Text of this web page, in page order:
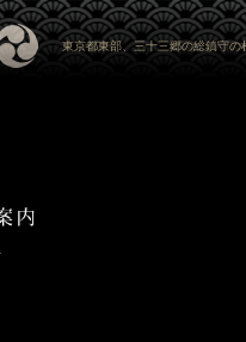
東京都東部、三十三郷の総鎮守の